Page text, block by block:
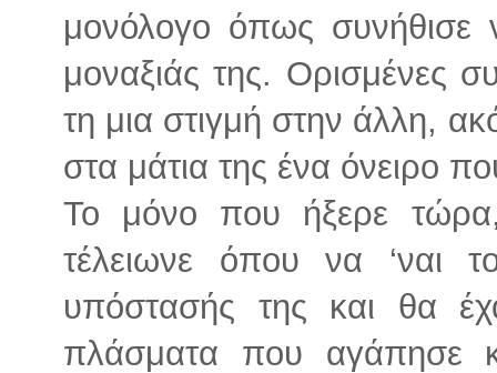
μονόλογο όπως συνήθισε
μοναξιάς της. Ορισμένες
τη μια στιγμή στην άλλη,
στα μάτια της ένα όνειρο
Το μόνο που ήξερε τώρα,
τέλειωνε όπου να ‘ναι
υπόστασής της και θα
πλάσματα που αγάπησε